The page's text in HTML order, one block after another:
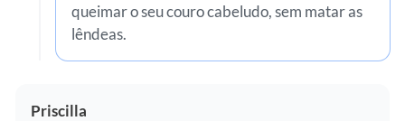
queimar o seu couro cabeludo, sem matar as
lêndeas.
Priscilla